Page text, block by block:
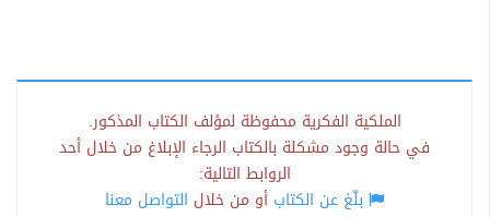
الملكية الفكرية محفوظة لمؤلف الكتاب المذكور.
في حالة وجود مشكلة بالكتاب الرجاء الإبلاغ من خلال أحد
الروابط التالية:
بلّغ عن الكتاب أو من خلال التواصل معنا